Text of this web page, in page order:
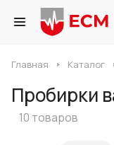
Главная Каталог
Пробирки
10 товаров